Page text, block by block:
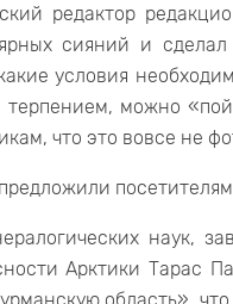
редактор
сияний и
условия
можно
что это вовсе не
наук,
Арктики Тарас